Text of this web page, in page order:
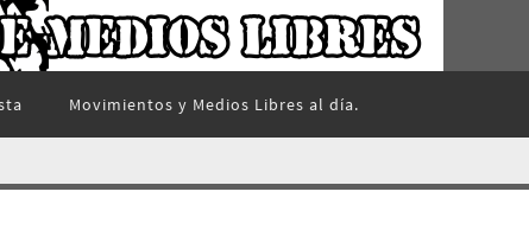
Movimientos y Medios Libres al día.